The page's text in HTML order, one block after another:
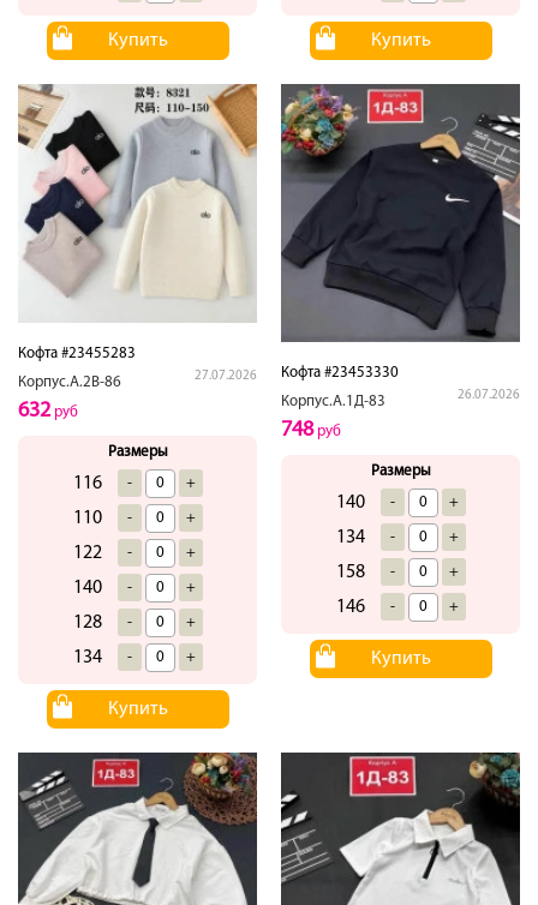
Купить Купить
Кофта #23455283
Корпус.А.2В-86
27.07.2026
632руб
Размеры
116 - +
110 - +
122 - +
140 - +
128 - +
134 - +
Купить
Кофта #23453330
Корпус.А.1Д-83
26.07.2026
748руб
Размеры
140 - +
134 - +
158 - +
146 - +
Купить